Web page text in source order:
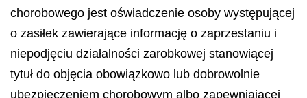
chorobowego jest oświadczenie osoby występującej
o zasiłek zawierające informację o zaprzestaniu i
niepodjęciu działalności zarobkowej stanowiącej
tytuł do objęcia obowiązkowo lub dobrowolnie
ubezpieczeniem chorobowym albo zapewniającej